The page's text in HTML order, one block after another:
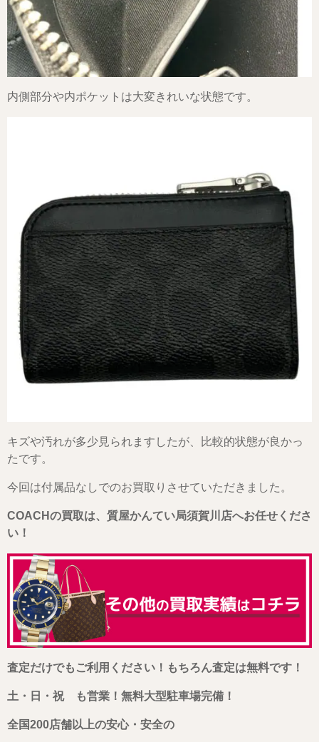
内側部分や内ポケットは大変きれいな状態です。
キズや汚れが多少見られますしたが、比較的状態が良かっ
たです。
今回は付属品なしでのお買取りさせていただきました。
COACHの買取は、質屋かんてい局須賀川店へお任せくださ
い！
査定だけでもご利用ください！もちろん査定は無料です！
土・日・祝 も営業！無料大型駐車場完備！
全国200店舗以上の安心・安全の